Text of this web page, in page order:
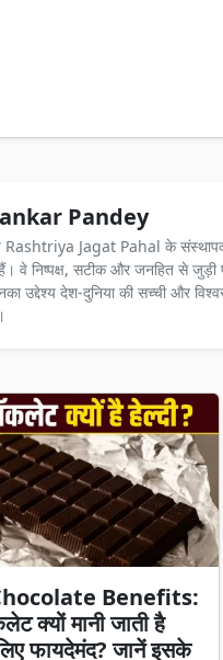
Pandey
Rashtriya Jagat Pahal के
वे निष्पक्ष, सटीक और जनहित से जुड़ी
उद्देश्य देश-दुनिया की सच्ची और
Benefits:
क्यों मानी जाती है
फायदेमंद? जानें इसके